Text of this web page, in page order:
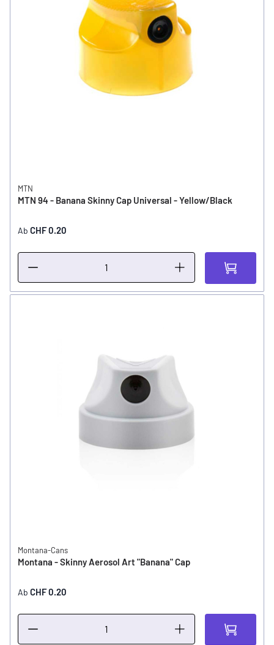
MTN
MTN 94 - Banana Skinny Cap Universal - Yellow/Black
Ab CHF 0.20
Montana-Cans
Montana - Skinny Aerosol Art "Banana" Cap
Ab CHF 0.20